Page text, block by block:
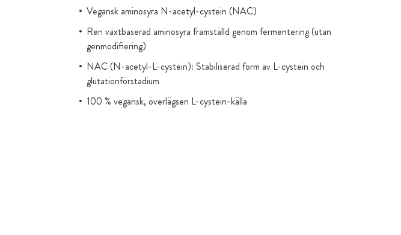
Vegansk aminosyra N-acetyl-cystein (NAC)
Ren växtbaserad aminosyra framställd genom fermentering (utan
genmodifiering)
NAC (N-acetyl-L-cystein): Stabiliserad form av L-cystein och
glutationförstadium
100 % vegansk, överlägsen L-cystein-källa